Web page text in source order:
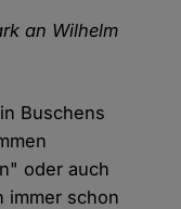
an Wilhelm
Buschens
oder auch
immer schon